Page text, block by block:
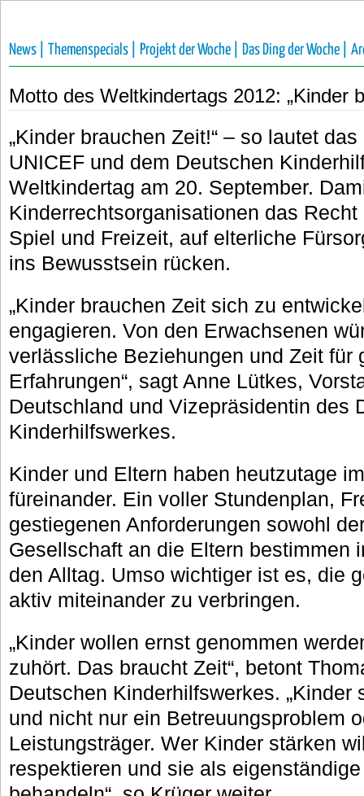
News | Themenspecials | Projekt der Woche | Das Ding der Woche |
Motto des Weltkindertags 2012: „Kinder
„Kinder brauchen Zeit!“ – so lautet
UNICEF und dem Deutschen
Weltkindertag am 20. September.
Kinderrechtsorganisationen das
Spiel und Freizeit, auf elterliche
ins Bewusstsein rücken.
„Kinder brauchen Zeit sich zu
engagieren. Von den Erwachsenen
verlässliche Beziehungen und Zeit für
Erfahrungen“, sagt Anne Lütkes,
Deutschland und Vizepräsidentin des
Kinderhilfswerkes.
Kinder und Eltern haben heutzutage
füreinander. Ein voller Stundenplan,
gestiegenen Anforderungen sowohl
Gesellschaft an die Eltern bestimmen
den Alltag. Umso wichtiger ist es, die
aktiv miteinander zu verbringen.
„Kinder wollen ernst genommen
zuhört. Das braucht Zeit“, betont
Deutschen Kinderhilfswerkes. „Kinder
und nicht nur ein Betreuungsproblem
Leistungsträger. Wer Kinder stärken
respektieren und sie als